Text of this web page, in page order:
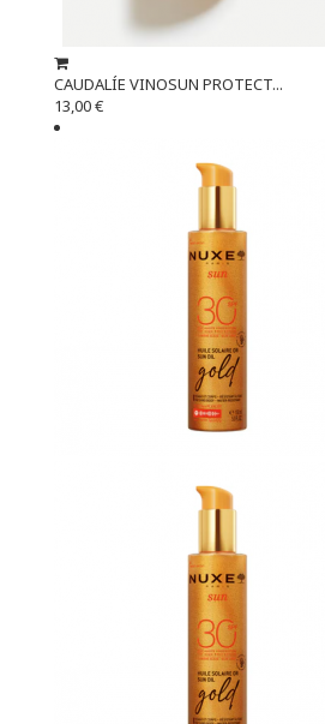
CAUDALÍE VINOSUN PROTECT...
13,00 €